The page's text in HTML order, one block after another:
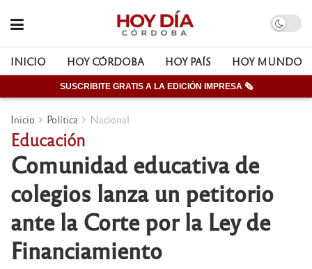
INICIO HOY CÓRDOBA HOY PAÍS HOY MUNDO
SUSCRIBITE GRATIS A LA EDICIÓN IMPRESA 🗞
Inicio Política Nacional
Educación
Comunidad educativa de
colegios lanza un petitorio
ante la Corte por la Ley de
Financiamiento